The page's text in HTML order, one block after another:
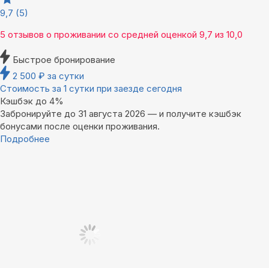
9,7 (5)
5 отзывов о проживании со средней оценкой 9,7 из 10,0
Быстрое бронирование
2 500 ₽ за сутки
Стоимость за 1 сутки при заезде сегодня
Кэшбэк до 4%
Забронируйте до 31 августа 2026 — и получите кэшбэк
бонусами после оценки проживания.
Подробнее